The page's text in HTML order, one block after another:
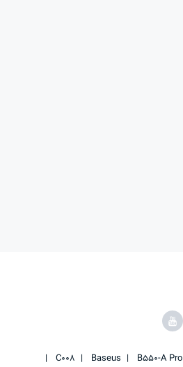
B550-A Pro
Baseus
C008